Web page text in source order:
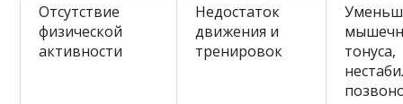
Отсутствие
физической
активности
Недостаток
движения и
тренировок
тонуса,